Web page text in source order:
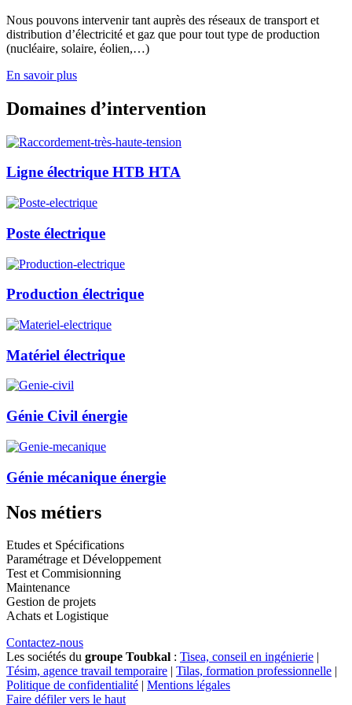
Nous pouvons intervenir tant auprès des réseaux de transport et
distribution d’électricité et gaz que pour tout type de production
(nucléaire, solaire, éolien,…)
En savoir plus
Domaines d’intervention
Ligne électrique HTB HTA
Poste électrique
Production électrique
Matériel électrique
Génie Civil énergie
Génie mécanique énergie
Nos métiers
Etudes et Spécifications
Paramétrage et Développement
Test et Commisionning
Maintenance
Gestion de projets
Achats et Logistique
Contactez-nous
Les sociétés du groupe Toubkal : Tisea, conseil en ingénierie |
Tésim, agence travail temporaire | Tilas, formation professionnelle |
Politique de confidentialité | Mentions légales
Faire défiler vers le haut